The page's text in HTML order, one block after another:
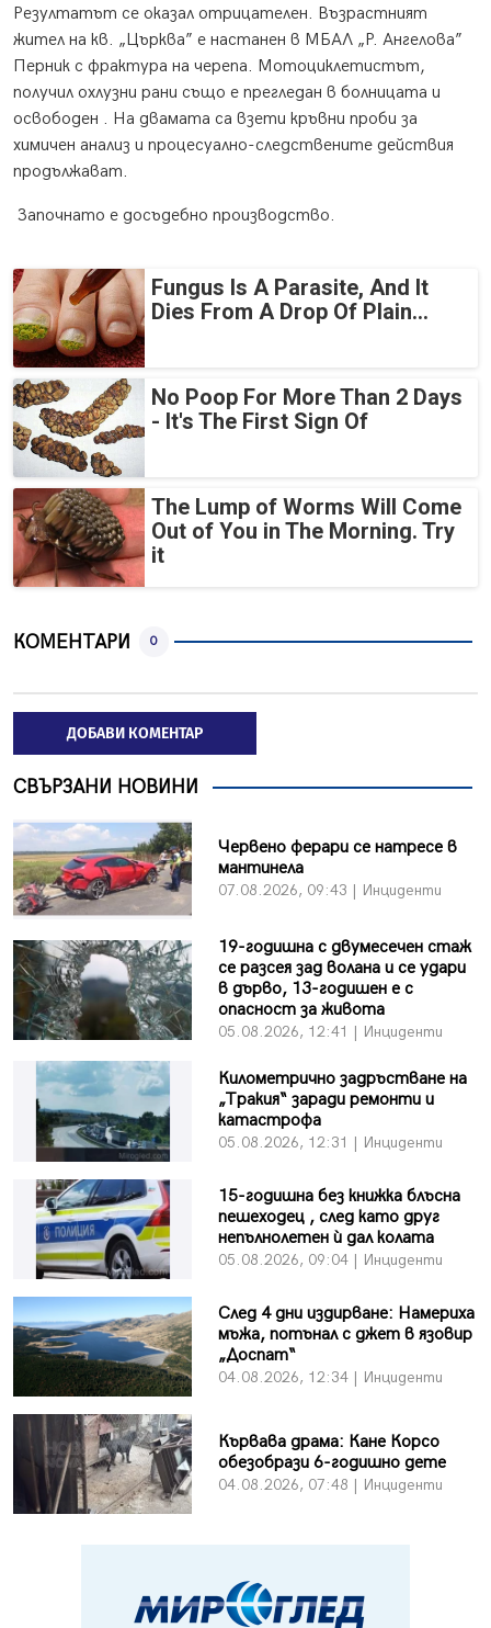
Резултатът се оказал отрицателен. Възрастният
жител на кв. „Църква” е настанен в МБАЛ „Р. Ангелова”
Перник с фрактура на черепа. Мотоциклетистът,
получил охлузни рани също е прегледан в болницата и
освободен . На двамата са взети кръвни проби за
химичен анализ и процесуално-следствените действия
продължават.
Започнато е досъдебно производство.
Fungus Is A Parasite, And It
Dies From A Drop Of Plain...
No Poop For More Than 2 Days
- It's The First Sign Of
The Lump of Worms Will Come
Out of You in The Morning. Try
it
КОМЕНТАРИ 0
ДОБАВИ КОМЕНТАР
СВЪРЗАНИ НОВИНИ
Червено ферари се натресе в
мантинела
07.08.2026, 09:43 | Инциденти
19-годишна с двумесечен стаж
се разсея зад волана и се удари
в дърво, 13-годишен е с
опасност за живота
05.08.2026, 12:41 | Инциденти
Километрично задръстване на
„Тракия“ заради ремонти и
катастрофа
05.08.2026, 12:31 | Инциденти
15-годишна без книжка блъсна
пешеходец , след като друг
непълнолетен ѝ дал колата
05.08.2026, 09:04 | Инциденти
След 4 дни издирване: Намериха
мъжа, потънал с джет в язовир
„Доспат“
04.08.2026, 12:34 | Инциденти
Кървава драма: Кане Корсо
обезобрази 6-годишно дете
04.08.2026, 07:48 | Инциденти